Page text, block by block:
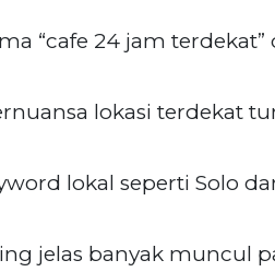
“cafe 24 jam
lokasi terdekat
lokal seperti Solo
jelas banyak muncul